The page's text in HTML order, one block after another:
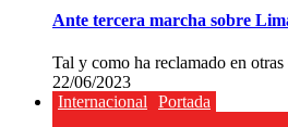
Ante tercera marcha sobre
Tal y como ha reclamado en
22/06/2023
Internacional
Portada